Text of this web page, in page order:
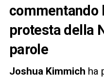
commentando
protesta della
parole
Joshua Kimmich ha